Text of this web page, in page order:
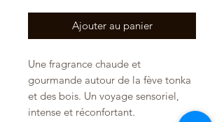
Ajouter au panier
Une fragrance chaude et
gourmande autour de la fève tonka
et des bois. Un voyage sensoriel,
intense et réconfortant.